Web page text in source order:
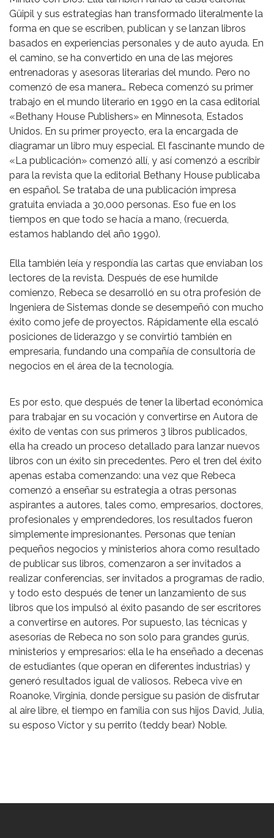
Güipil y sus estrategias han transformado literalmente la
forma en que se escriben, publican y se lanzan libros
basados en experiencias personales y de auto ayuda. En
el camino, se ha convertido en una de las mejores
entrenadoras y asesoras literarias del mundo. Pero no
comenzó de esa manera… Rebeca comenzó su primer
trabajo en el mundo literario en 1990 en la casa editorial
«Bethany House Publishers» en Minnesota, Estados
Unidos. En su primer proyecto, era la encargada de
diagramar un libro muy especial. El fascinante mundo de
«La publicación» comenzó allí, y así comenzó a escribir
para la revista que la editorial Bethany House publicaba
en español. Se trataba de una publicación impresa
gratuita enviada a 30,000 personas. Eso fue en los
tiempos en que todo se hacía a mano, (recuerda,
estamos hablando del año 1990).
Ella también leía y respondía las cartas que enviaban los
lectores de la revista. Después de ese humilde
comienzo, Rebeca se desarrolló en su otra profesión de
Ingeniera de Sistemas donde se desempeñó con mucho
éxito como jefe de proyectos. Rápidamente ella escaló
posiciones de liderazgo y se convirtió también en
empresaria, fundando una compañía de consultoría de
negocios en el área de la tecnología.
Es por esto, que después de tener la libertad económica
para trabajar en su vocación y convertirse en Autora de
éxito de ventas con sus primeros 3 libros publicados,
ella ha creado un proceso detallado para lanzar nuevos
libros con un éxito sin precedentes. Pero el tren del éxito
apenas estaba comenzando: una vez que Rebeca
comenzó a enseñar su estrategia a otras personas
aspirantes a autores, tales como, empresarios, doctores,
profesionales y emprendedores, los resultados fueron
simplemente impresionantes. Personas que tenían
pequeños negocios y ministerios ahora como resultado
de publicar sus libros, comenzaron a ser invitados a
realizar conferencias, ser invitados a programas de radio,
y todo esto después de tener un lanzamiento de sus
libros que los impulsó al éxito pasando de ser escritores
a convertirse en autores. Por supuesto, las técnicas y
asesorías de Rebeca no son solo para grandes gurús,
ministerios y empresarios: ella le ha enseñado a decenas
de estudiantes (que operan en diferentes industrias) y
generó resultados igual de valiosos. Rebeca vive en
Roanoke, Virginia, donde persigue su pasión de disfrutar
al aire libre, el tiempo en familia con sus hijos David, Julia,
su esposo Víctor y su perrito (teddy bear) Noble.